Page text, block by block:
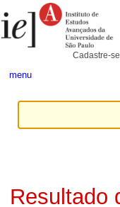
para
conteúdo.
Pessoais
Cadastre-se
menu
Resultado